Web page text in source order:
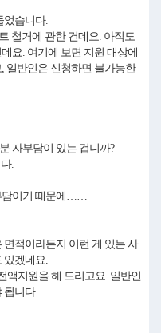
었습니다.
철거에 관한 건데요. 아직도
요. 여기에 보면 지원 대상에
일반인은 신청하면 불가능한
자부담이 있는 겁니까?
.
담이기 때문에……
면적이라든지 이런 게 있는 사
있겠네요.
지원을 해 드리고요. 일반인
됩니다.